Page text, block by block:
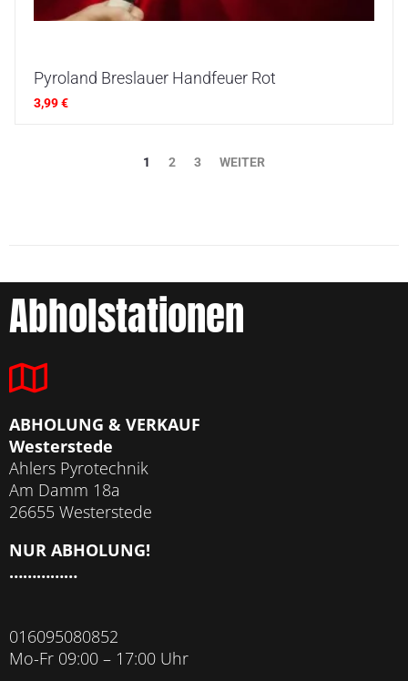
Pyroland Breslauer Handfeuer Rot
3,99€
1 2 3 WEITER
Abholstationen
ABHOLUNG & VERKAUF
Westerstede
Ahlers Pyrotechnik
Am Damm 18a
26655 Westerstede
NUR ABHOLUNG!
……………
016095080852
Mo-Fr 09:00 – 17:00 Uhr